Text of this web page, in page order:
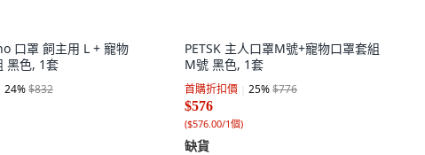
口罩 飼主用 L + 寵物
黑色, 1套
24%$832
PETSK 主人口罩M號+寵物口罩套組
M號 黑色, 1套
首購折扣價 25%$776
$576
($576.00/1個)
缺貨